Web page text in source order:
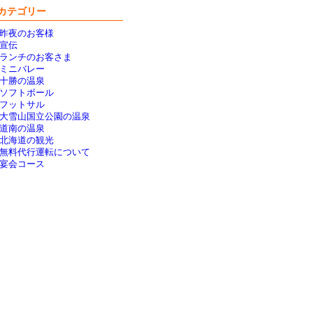
テゴリー
昨夜のお客様
宣伝
ランチのお客さま
ミニバレー
十勝の温泉
ソフトボール
フットサル
大雪山国立公園の温泉
道南の温泉
北海道の観光
無料代行運転について
宴会コース